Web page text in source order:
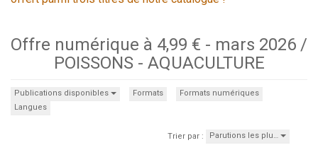
Offre numérique à 4,99 € - mars 2026 /
POISSONS - AQUACULTURE
Publications disponibles Formats
Formats numériques
Langues
Trier par : Parutions les plu…